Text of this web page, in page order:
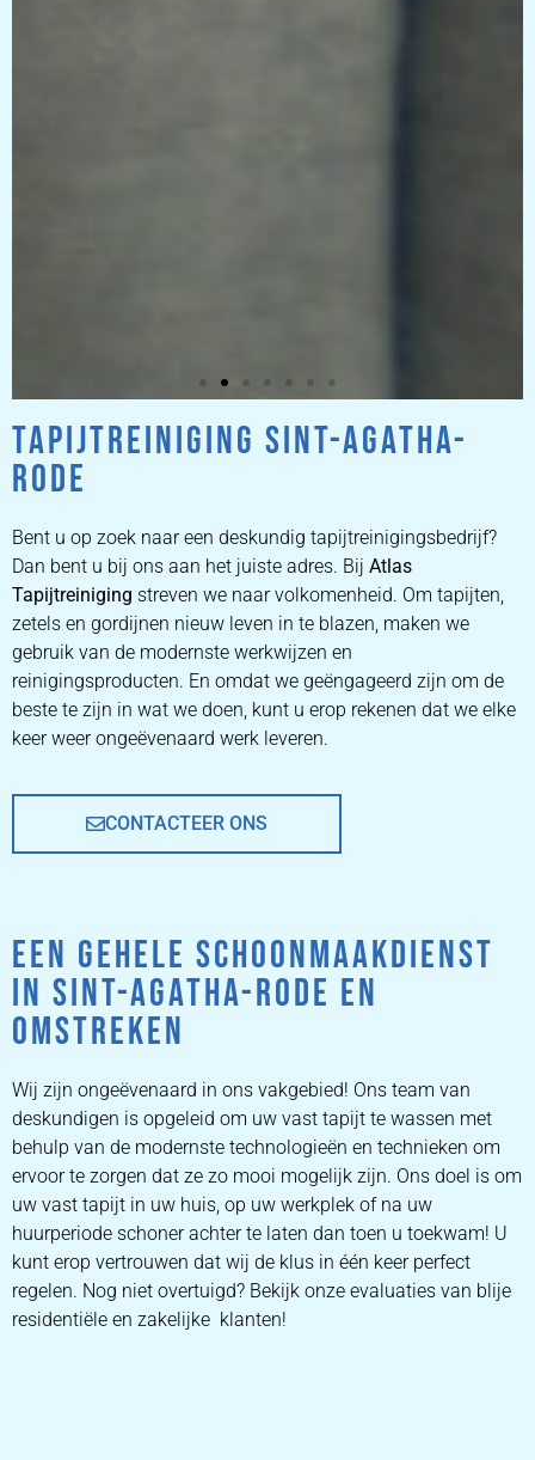
ZETEL
ZETEL REINIGEN DOOR
PROFESSIONALS
PRIJZEN
TAPIJTREINIGING SINT-AGATHA-
RODE
Bent u op zoek naar een deskundig tapijtreinigingsbedrijf?
Dan bent u bij ons aan het juiste adres. Bij Atlas
Tapijtreiniging streven we naar volkomenheid. Om tapijten,
zetels en gordijnen nieuw leven in te blazen, maken we
gebruik van de modernste werkwijzen en
reinigingsproducten. En omdat we geëngageerd zijn om de
beste te zijn in wat we doen, kunt u erop rekenen dat we elke
keer weer ongeëvenaard werk leveren.
CONTACTEER ONS
EEN GEHELE SCHOONMAAKDIENST
IN SINT-AGATHA-RODE EN
OMSTREKEN
Wij zijn ongeëvenaard in ons vakgebied! Ons team van
deskundigen is opgeleid om uw vast tapijt te wassen met
behulp van de modernste technologieën en technieken om
ervoor te zorgen dat ze zo mooi mogelijk zijn. Ons doel is om
uw vast tapijt in uw huis, op uw werkplek of na uw
huurperiode schoner achter te laten dan toen u toekwam! U
kunt erop vertrouwen dat wij de klus in één keer perfect
regelen. Nog niet overtuigd? Bekijk onze evaluaties van blije
residentiële en zakelijke klanten!